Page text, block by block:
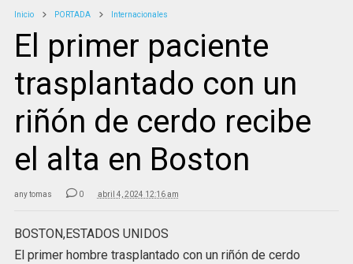
Inicio PORTADA Internacionales
El primer paciente
trasplantado con un
riñón de cerdo recibe
el alta en Boston
any tomas 0 abril 4, 2024 12:16 am
BOSTON,ESTADOS UNIDOS
El primer hombre trasplantado con un riñón de cerdo